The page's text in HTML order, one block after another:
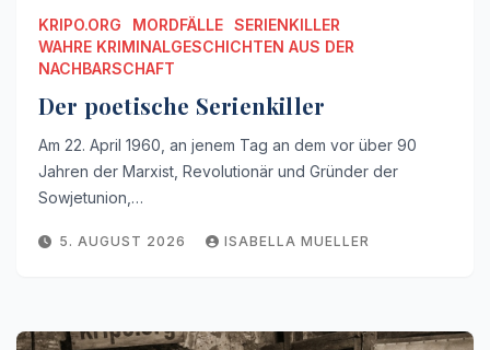
KRIPO.ORG MORDFÄLLE SERIENKILLER
WAHRE KRIMINALGESCHICHTEN AUS DER
NACHBARSCHAFT
Der poetische Serienkiller
Am 22. April 1960, an jenem Tag an dem vor über 90
Jahren der Marxist, Revolutionär und Gründer der
Sowjetunion,…
5. AUGUST 2026 ISABELLA MUELLER